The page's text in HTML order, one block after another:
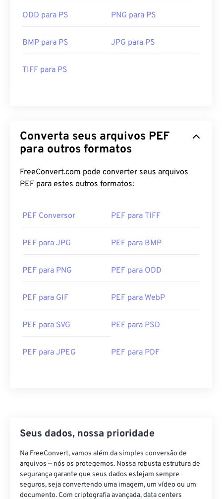
ODD para PS PNG para PS
BMP para PS JPG para PS
TIFF para PS
Converta seus arquivos PEF
para outros formatos
FreeConvert.com pode converter seus arquivos
PEF para estes outros formatos:
PEF Conversor PEF para TIFF
PEF para JPG PEF para BMP
PEF para PNG PEF para ODD
PEF para GIF PEF para WebP
PEF para SVG PEF para PSD
PEF para JPEG PEF para PDF
Seus dados, nossa prioridade
Na FreeConvert, vamos além da simples conversão de
arquivos — nós os protegemos. Nossa robusta estrutura de
segurança garante que seus dados estejam sempre
seguros, seja convertendo uma imagem, um vídeo ou um
documento. Com criptografia avançada, data centers